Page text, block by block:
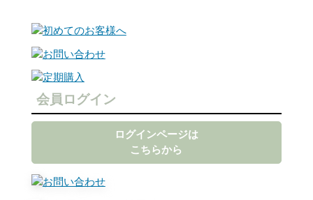
会員ログイン
ログインページは
こちらから